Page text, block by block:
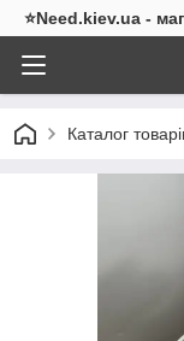
⭐Need.kiev.ua -
Каталог